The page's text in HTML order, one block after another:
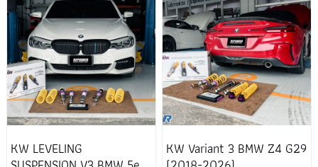
KW LEVELING KW Variant 3 BMW Z4 G29